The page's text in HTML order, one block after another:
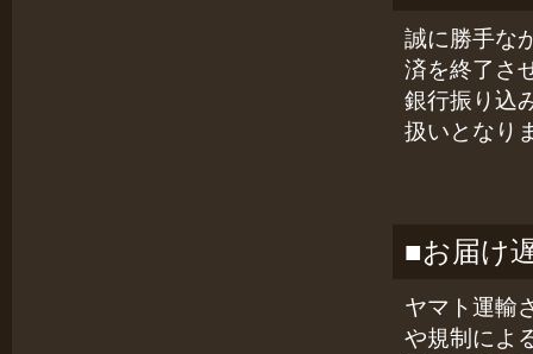
誠に勝手な
済を終了さ
銀行振り込
扱いとなり
■お届け
ヤマト運輸
や規制によ